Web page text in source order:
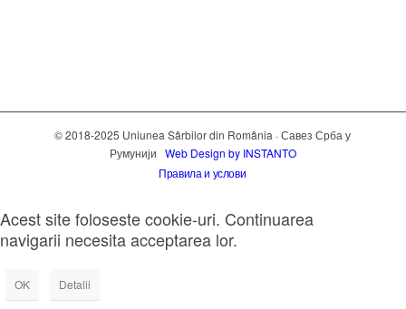
© 2018-2025 Uniunea Sârbilor din România · Савез Срба у
Румунији Web Design by INSTANTO
Правила и услови
Acest site foloseste cookie-uri. Continuarea
navigarii necesita acceptarea lor.
OK Detalii